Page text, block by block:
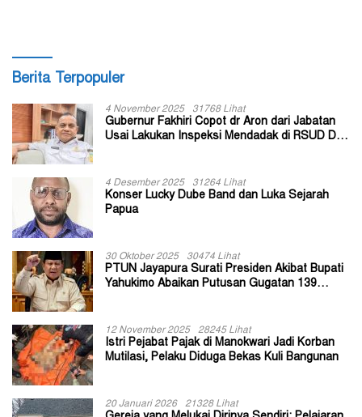
Berita Terpopuler
4 November 2025 31768 Lihat
Gubernur Fakhiri Copot dr Aron dari Jabatan
Usai Lakukan Inspeksi Mendadak di RSUD Dok
4 Desember 2025 31264 Lihat
Konser Lucky Dube Band dan Luka Sejarah
Papua
30 Oktober 2025 30474 Lihat
PTUN Jayapura Surati Presiden Akibat Bupati
Yahukimo Abaikan Putusan Gugatan 139
12 November 2025 28245 Lihat
Istri Pejabat Pajak di Manokwari Jadi Korban
Mutilasi, Pelaku Diduga Bekas Kuli Bangunan
20 Januari 2026 21328 Lihat